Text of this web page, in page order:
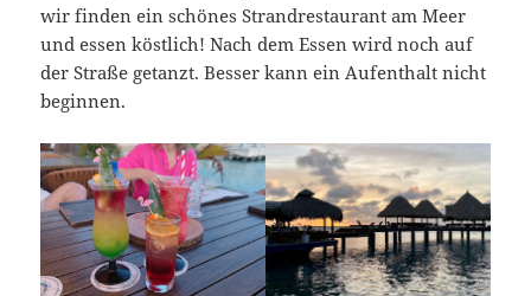
wir finden ein schönes Strandrestaurant am Meer
und essen köstlich! Nach dem Essen wird noch auf
der Straße getanzt. Besser kann ein Aufenthalt nicht
beginnen.